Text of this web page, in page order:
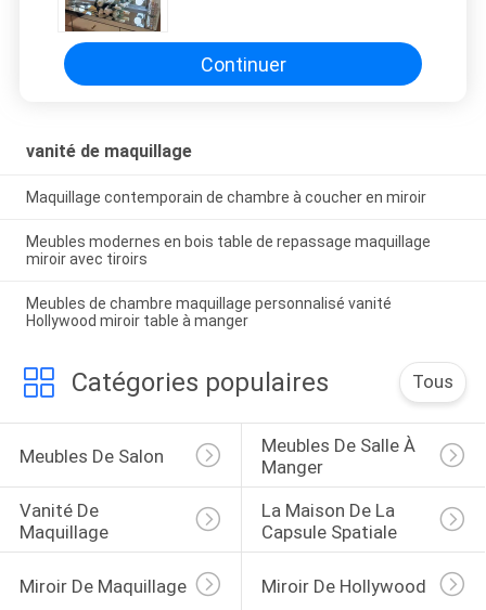
PROTECTION
Continuer
vanité de maquillage
Maquillage contemporain de chambre à coucher en miroir
Meubles modernes en bois table de repassage maquillage
miroir avec tiroirs
Meubles de chambre maquillage personnalisé vanité
Hollywood miroir table à manger
Catégories populaires Tous
Meubles De Salon
Meubles De Salle À
Manger
Vanité De
Maquillage
La Maison De La
Capsule Spatiale
Miroir De Maquillage Miroir De Hollywood